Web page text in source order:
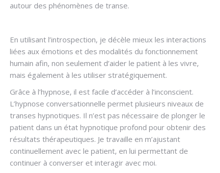
autour des phénomènes de transe.
En utilisant l’introspection, je décèle mieux les interactions
liées aux émotions et des modalités du fonctionnement
humain afin, non seulement d’aider le patient à les vivre,
mais également à les utiliser stratégiquement.
Grâce à l’hypnose, il est facile d’accéder à l’inconscient.
L’hypnose conversationnelle permet plusieurs niveaux de
transes hypnotiques. Il n’est pas nécessaire de plonger le
patient dans un état hypnotique profond pour obtenir des
résultats thérapeutiques. Je travaille en m’ajustant
continuellement avec le patient, en lui permettant de
continuer à converser et interagir avec moi.